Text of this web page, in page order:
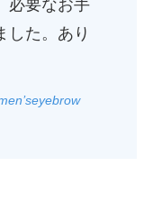
必要なお手
した。あり